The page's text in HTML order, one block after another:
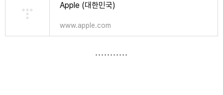
Apple (대한민국)
www.apple.com